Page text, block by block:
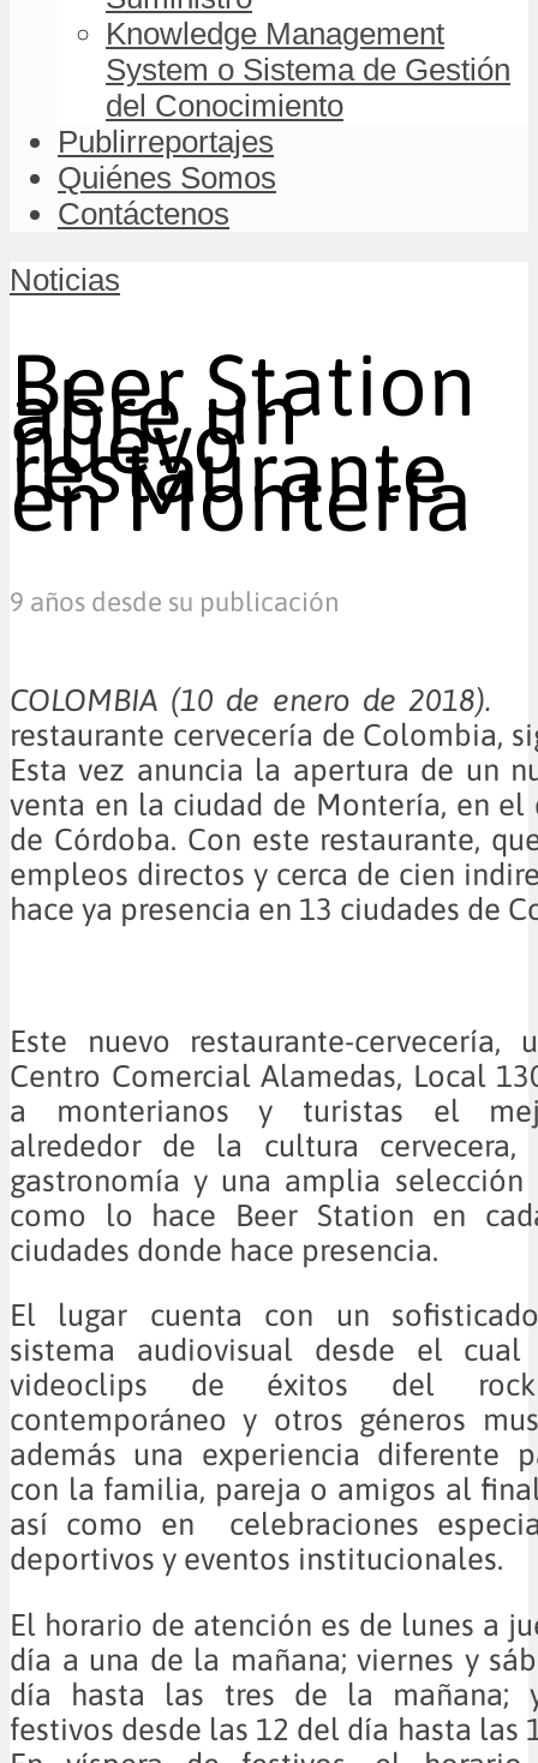
Knowledge Management
System o Sistema de Gestión
del Conocimiento
Publirreportajes
Quiénes Somos
Contáctenos
Noticias
Beer Station
abre un
nuevo
restaurante
en Montería
9 años desde su publicación
COLOMBIA (10 de enero de
restaurante cervecería de Colombia,
Esta vez anuncia la apertura de un
venta en la ciudad de Montería, en el
de Córdoba. Con este restaurante,
empleos directos y cerca de cien
hace ya presencia en 13 ciudades de
Este nuevo restaurante-cervecería,
Centro Comercial Alamedas, Local
a monterianos y turistas el
alrededor de la cultura cervecera,
gastronomía y una amplia
como lo hace Beer Station en
ciudades donde hace presencia.
El lugar cuenta con un
sistema audiovisual desde el cual
videoclips de éxitos del
contemporáneo y otros géneros
además una experiencia diferente
con la familia, pareja o amigos al
así como en celebraciones
deportivos y eventos institucionales.
El horario de atención es de lunes a
día a una de la mañana; viernes y
día hasta las tres de la mañana;
festivos desde las 12 del día hasta las